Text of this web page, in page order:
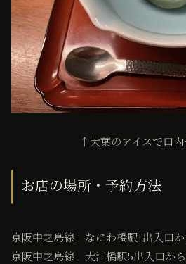
↑大葉のアイスで口内
お店の場所・予約方法
京阪中之島線 なにわ橋駅1出入口か
京阪中之島線 大江橋駅5出入口か